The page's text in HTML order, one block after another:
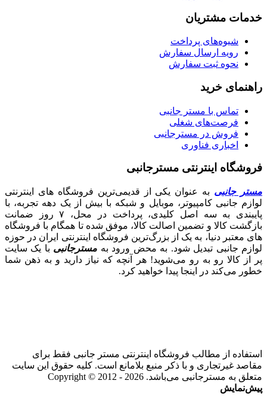
خدمات مشتریان
شیوه‌های پرداخت
رویه ارسال سفارش
نحوه ثبت سفارش
راهنمای خرید
تماس با مستر جانبی
فرصت‌های شغلی
فروش در مسترجانبی
اخباری فناوری
فروشگاه اینترنتی مسترجانبی
مستر جانبی به عنوان یکی از قدیمی‌ترین فروشگاه های اینترنتی
لوازم جانبی کامپیوتر، موبایل و شبکه با بیش از یک دهه تجربه، با
پایبندی به سه اصل کلیدی، پرداخت در محل، ۷ روز ضمانت
بازگشت کالا و تضمین اصالت کالا، موفق شده تا همگام با فروشگاه‌
های معتبر دنیا، به یک از بزرگ‌ترین فروشگاه اینترنتی ایران در حوزه
لوازم جانبی تبدیل شود. به محض ورود به مسترجانبی با یک سایت
پر از کالا رو به رو می‌شوید! هر آنچه که نیاز دارید و به ذهن شما
خطور می‌کند در اینجا پیدا خواهید کرد.
استفاده از مطالب فروشگاه اینترنتی مستر جانبی فقط برای
مقاصد غیرتجاری و با ذکر منبع بلامانع است. کلیه حقوق این سایت
متعلق به مسترجانبی می‌باشد. Copyright © 2012 - 2026
پیش‌نمایش